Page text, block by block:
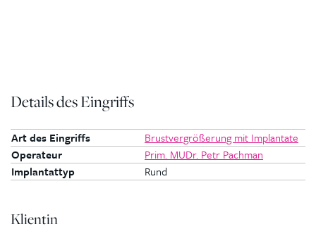
Details des Eingriffs
Art des Eingriffs
Brustvergrößerung mit Implantate
Operateur
Prim. MUDr. Petr Pachman
Implantattyp
Rund
Klientin